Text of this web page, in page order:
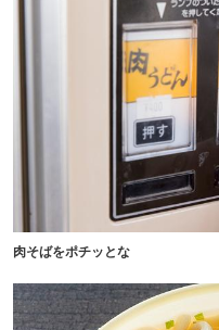
肉そばをポチッとな